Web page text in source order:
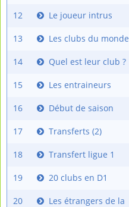
12 Le joueur intrus
13 Les clubs du monde
14 Quel est leur club ?
15 Les entraineurs
16 Début de saison
17 Transferts (2)
18 Transfert ligue 1
19 20 clubs en D1
20
Les étrangers de la